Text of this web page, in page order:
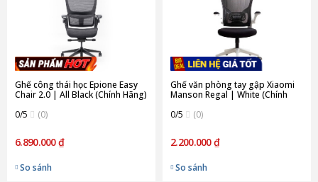
Ghế công thái học Epione Easy
Chair 2.0 | All Black (Chính Hãng)
0/5
(0)
6.890.000 ₫
So sánh
Ghế văn phòng tay gập Xiaomi
Manson Regal | White (Chính
0/5
(0)
2.200.000 ₫
So sánh